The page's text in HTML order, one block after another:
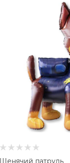
Щенячий патруль